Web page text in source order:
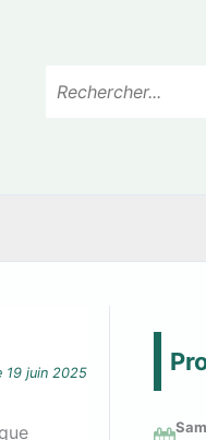
19 juin 2025